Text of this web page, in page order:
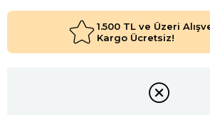
1.500 TL ve Üzeri
Kargo Ücretsiz!